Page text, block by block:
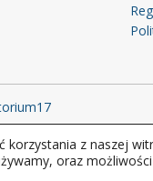
prawa zastrzeżone.
korzystania z naszej
oraz